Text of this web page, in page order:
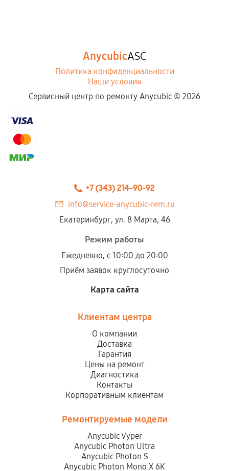
AnycubicASC
Политика конфиденциальности
Наши условия
Сервисный центр по ремонту Anycubic © 2026
+7 (343) 214-90-92
info@service-anycubic-rem.ru
Екатеринбург, ул. 8 Марта, 46
Режим работы
Ежедневно, с 10:00 до 20:00
Приём заявок круглосуточно
Карта сайта
Клиентам центра
О компании
Доставка
Гарантия
Цены на ремонт
Диагностика
Контакты
Корпоративным клиентам
Ремонтируемые модели
Anycubic Vyper
Anycubic Photon Ultra
Anycubic Photon S
Anycubic Photon Mono X 6K